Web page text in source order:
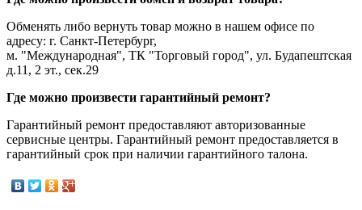
Обменять либо вернуть товар можно в нашем офисе по
адресу: г. Санкт-Петербург,
м. "Международная", ТК "Торговый город", ул. Будапештская
д.11, 2 эт., сек.29
Где можно произвести гарантийный ремонт?
Гарантийный ремонт предоставляют авторизованные
сервисные центры. Гарантийный ремонт предоставляется в
гарантийный срок при наличии гарантийного талона.